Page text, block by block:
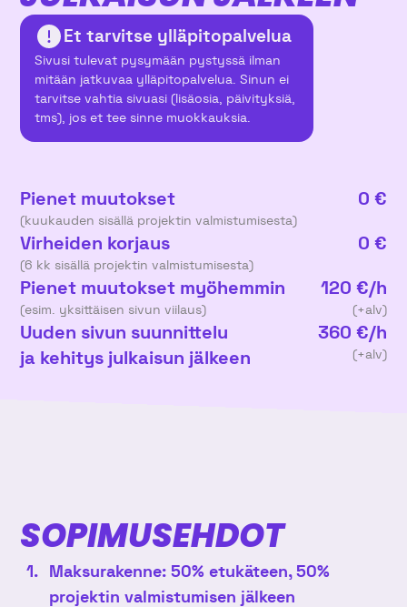
Et tarvitse ylläpitopalvelua
Sivusi tulevat pysymään pystyssä ilman
mitään jatkuvaa ylläpitopalvelua. Sinun ei
tarvitse vahtia sivuasi (lisäosia, päivityksiä,
tms), jos et tee sinne muokkauksia.
Pienet muutokset
(kuukauden sisällä projektin valmistumisesta)
0 €
Virheiden korjaus
(6 kk sisällä projektin valmistumisesta)
0 €
Pienet muutokset myöhemmin
(esim. yksittäisen sivun viilaus)
120 €/h
(+alv)
Uuden sivun suunnittelu
ja kehitys julkaisun jälkeen
360 €/h
(+alv)
SOPIMUSEHDOT
Maksurakenne: 50% etukäteen, 50%
projektin valmistumisen jälkeen